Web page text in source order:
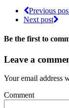
Previous
Next post
Be the first to
Leave a
Your email address
Comment